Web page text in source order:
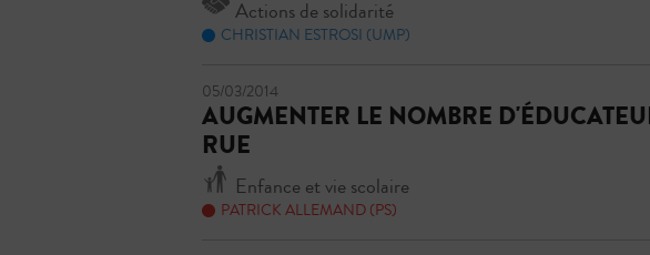
Actions de solidarité
CHRISTIAN ESTROSI (UMP)
05/03/2014
AUGMENTER LE NOMBRE
RUE
Enfance et vie scolaire
PATRICK ALLEMAND (PS)